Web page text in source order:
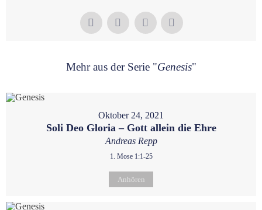
Mehr aus der Serie "Genesis"
Oktober 24, 2021
Soli Deo Gloria – Gott allein die Ehre
Andreas Repp
1. Mose 1:1-25
Anhören